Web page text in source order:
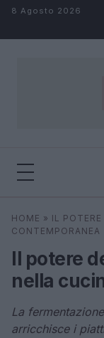
Salta al contenuto
8 Agosto 2026
Cerca
HOME » IL
CONTEMPORANEA
Il potere
nella
La
arricchisce i